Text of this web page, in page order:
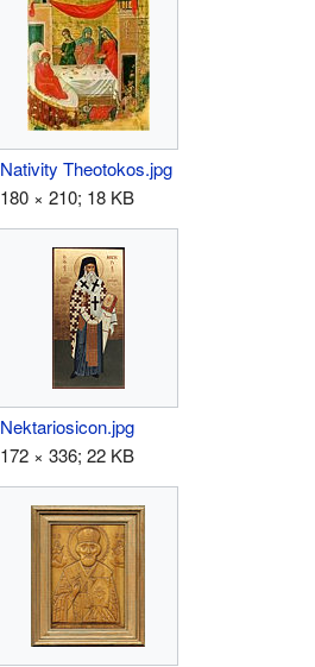
Nativity Theotokos.jpg
180 × 210; 18 KB
Nektariosicon.jpg
172 × 336; 22 KB